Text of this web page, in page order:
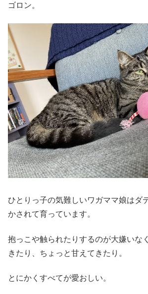
ゴロン。
ひとりっ子の気難しいワガママ娘はダ
かされて育っています。
抱っこや触られたりするのが大嫌いな
きたり、ちょっと甘えてきたり。
とにかくすべてが愛おしい。